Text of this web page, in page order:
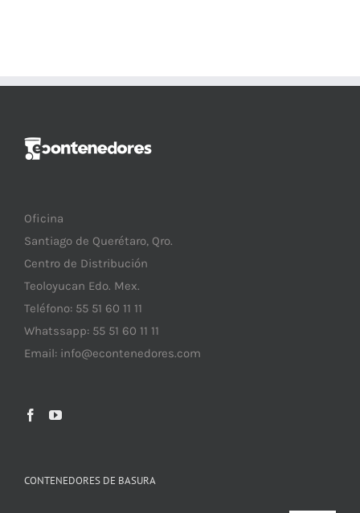
Oficina
Santiago de Querétaro, Qro.
Centro de Distribución
Teoloyucan Edo. Mex.
Teléfono: 55 51 60 11 11
Whatssapp: 55 51 60 11 11
Email: info@econtenedores.com
CONTENEDORES DE BASURA